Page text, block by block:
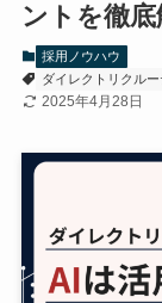
ントを徹底
採用ノウハウ
ダイレクトリクル
2025年4月28日